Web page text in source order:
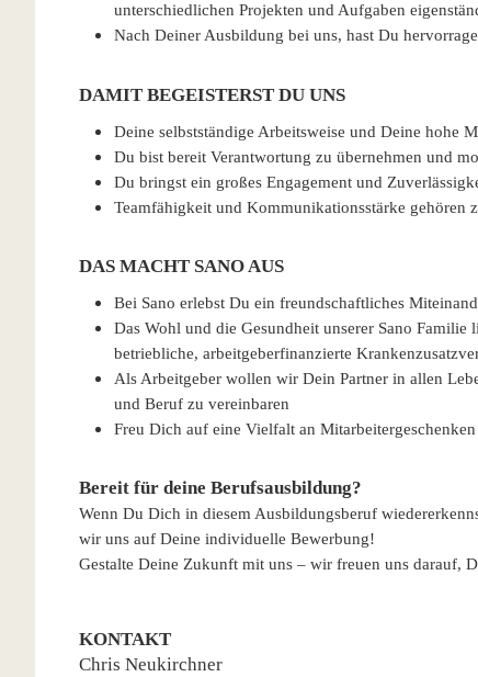
unterschiedlichen Projekten und Aufgaben
Nach Deiner Ausbildung bei uns, hast Du
DAMIT BEGEISTERST DU UNS
Deine selbstständige Arbeitsweise und Deine hohe
Du bist bereit Verantwortung zu übernehmen und
Du bringst ein großes Engagement und
Teamfähigkeit und Kommunikationsstärke gehören
DAS MACHT SANO AUS
Bei Sano erlebst Du ein freundschaftliches
Das Wohl und die Gesundheit unserer Sano
betriebliche, arbeitgeberfinanzierte
Als Arbeitgeber wollen wir Dein Partner in allen
und Beruf zu vereinbaren
Freu Dich auf eine Vielfalt an
Bereit für deine Berufsausbildung?
Wenn Du Dich in diesem Ausbildungsberuf
wir uns auf Deine individuelle Bewerbung!
Gestalte Deine Zukunft mit uns – wir freuen uns darauf,
KONTAKT
Chris Neukirchner